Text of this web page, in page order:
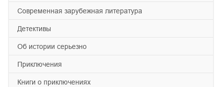
современная зарубежная литература
детективы
об истории серьезно
приключения
книги о приключениях